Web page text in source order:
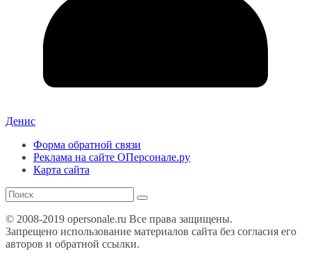
Денис
Форма обратной связи
Реклама на сайте ОПерсонале.ру
Карта сайта
© 2008-2019 opersonale.ru Все права защищены.
Запрещено использование материалов сайта без согласия его
авторов и обратной ссылки.